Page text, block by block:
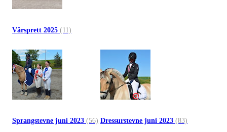
Vårsprett 2025 (11)
Sprangstevne juni 2023 (56) Dressurstevne juni 2023 (83)